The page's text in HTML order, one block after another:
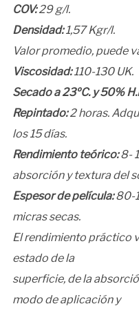
COV:29 g/l.
Densidad:1,57 Kgr/l.
Valor promedio, puede
Viscosidad:110-130 UK.
Secado a 23ºC. y 50%
Repintado:2 horas.
los 15 días.
Rendimiento teórico:8-
absorción y textura del
Espesor de película:80-
micras secas.
El rendimiento práctico
estado de la
superficie, de la
modo de aplicación y